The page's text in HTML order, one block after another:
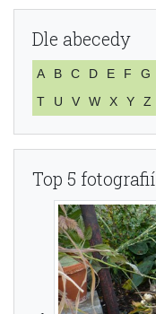
Dle abecedy
A B C D E F G
T
U V W X Y Z
Top 5 fotografií